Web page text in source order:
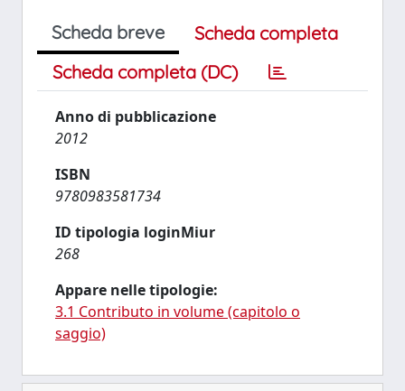
Scheda breve
Scheda completa
Scheda completa (DC)
Anno di pubblicazione
2012
ISBN
9780983581734
ID tipologia loginMiur
268
Appare nelle tipologie:
3.1 Contributo in volume (capitolo o
saggio)